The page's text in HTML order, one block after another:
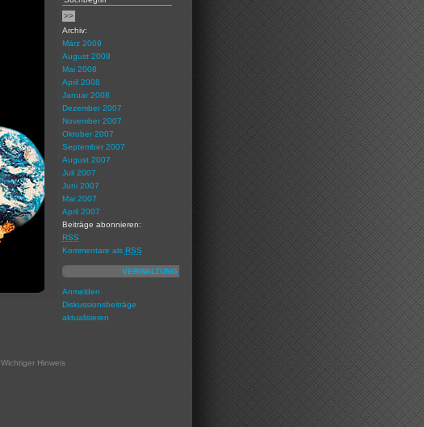
Archiv:
März 2009
August 2008
Mai 2008
April 2008
Januar 2008
Dezember 2007
November 2007
Oktober 2007
September 2007
August 2007
Juli 2007
Juni 2007
Mai 2007
April 2007
Beiträge abonnieren:
RSS
Kommentare als RSS
VERWALTUNG
Anmelden
Diskussionsbeiträge
aktualisieren
Wichtiger Hinweis